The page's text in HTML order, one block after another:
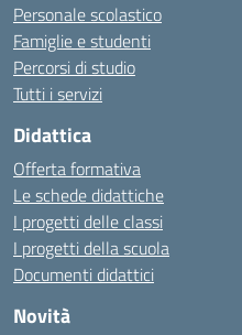
Personale scolastico
Famiglie e studenti
Percorsi di studio
Tutti i servizi
Didattica
Offerta formativa
Le schede didattiche
I progetti delle classi
I progetti della scuola
Documenti didattici
Novità